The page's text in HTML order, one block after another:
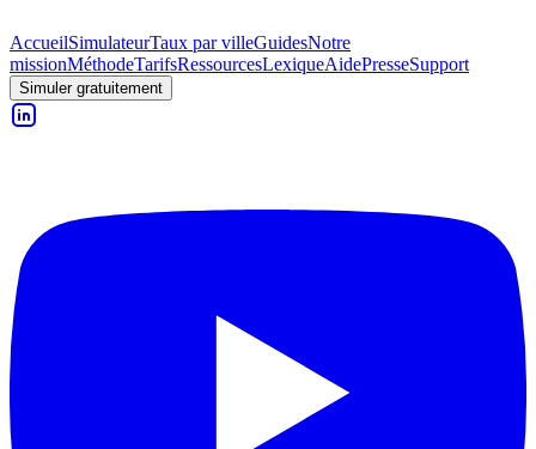
AccueilSimulateurTaux par villeGuidesNotre
missionMéthodeTarifsRessourcesLexiqueAidePresseSupport
Simuler gratuitement